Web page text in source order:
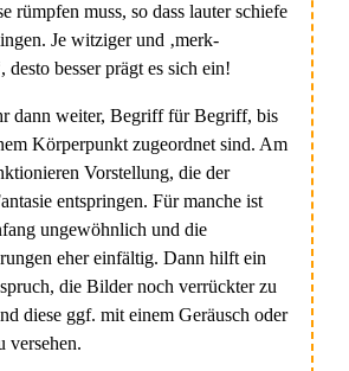
rümpfen muss, so dass lauter schiefe
Je witziger und ‚merk-
desto besser prägt es sich ein!
dann weiter, Begriff für Begriff, bis
Körperpunkt zugeordnet sind. Am
Vorstellung, die der
entspringen. Für manche ist
ungewöhnlich und die
eher einfältig. Dann hilft ein
die Bilder noch verrückter zu
diese ggf. mit einem Geräusch oder
versehen.